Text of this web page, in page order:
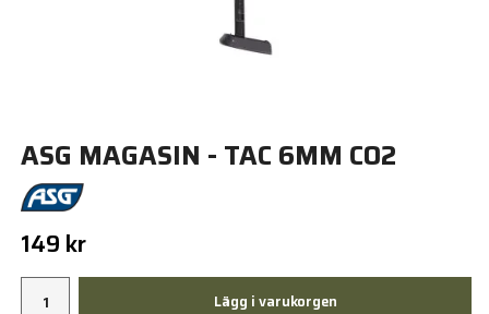
ASG MAGASIN - TAC 6MM CO2
149 kr
Lägg i varukorgen